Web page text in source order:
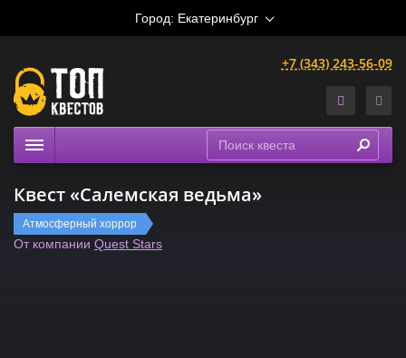
Город: Екатеринбург
+7 (343) 243-56-09
Расписание
Рейтинги
Квест «Салемская ведьма»
Атмосферный хоррор
От компании Quest Stars